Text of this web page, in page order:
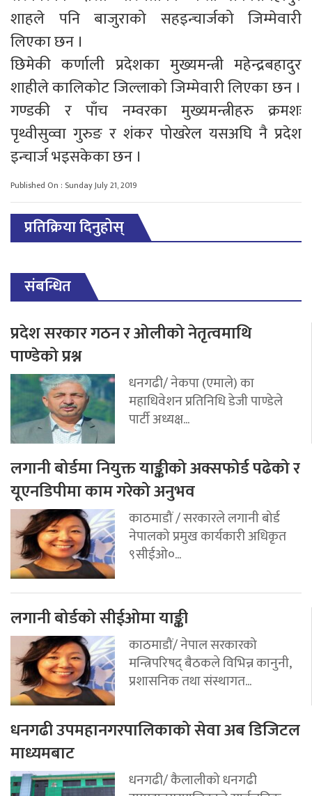
शाहले पनि बाजुराको सहइन्चार्जको जिम्मेवारी
लिएका छन ।
छिमेकी कर्णाली प्रदेशका मुख्यमन्त्री महेन्द्रबहादुर
शाहीले कालिकोट जिल्लाको जिम्मेवारी लिएका छन ।
गण्डकी र पाँच नम्वरका मुख्यमन्त्रीहरु क्रमशः
पृथ्वीसुव्वा गुरुङ र शंकर पोखरेल यसअघि नै प्रदेश
इन्चार्ज भइसकेका छन ।
Published On : Sunday July 21, 2019
प्रतिक्रिया दिनुहोस्
संबन्धित
प्रदेश सरकार गठन र ओलीको नेतृत्वमाथि
पाण्डेको प्रश्न
धनगढी/ नेकपा (एमाले) का
महाधिवेशन प्रतिनिधि डेजी पाण्डेले
पार्टी अध्यक्ष...
लगानी बोर्डमा नियुक्त याङ्कीको अक्सफोर्ड पढेको र
यूएनडिपीमा काम गरेको अनुभव
काठमाडौं / सरकारले लगानी बोर्ड
नेपालको प्रमुख कार्यकारी अधिकृत
९सीईओ०...
लगानी बोर्डको सीईओमा याङ्की
काठमाडौं/ नेपाल सरकारको
मन्त्रिपरिषद् बैठकले विभिन्न कानुनी,
प्रशासनिक तथा संस्थागत...
धनगढी उपमहानगरपालिकाको सेवा अब डिजिटल
माध्यमबाट
धनगढी/ कैलालीको धनगढी